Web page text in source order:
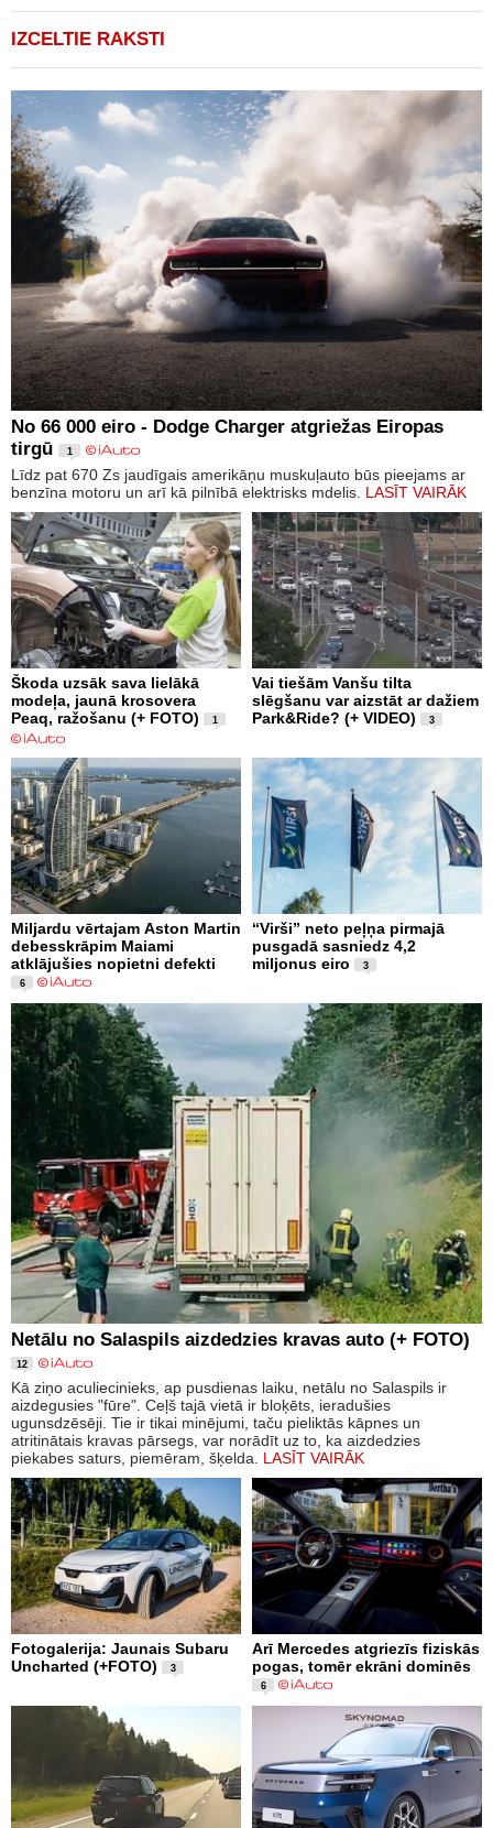
IZCELTIE RAKSTI
No 66 000 eiro - Dodge Charger atgriežas Eiropas
tirgū
1
Līdz pat 670 Zs jaudīgais amerikāņu muskuļauto būs pieejams ar
benzīna motoru un arī kā pilnībā elektrisks mdelis. LASĪT VAIRĀK
Škoda uzsāk sava lielākā
modeļa, jaunā krosovera
Peaq, ražošanu (+ FOTO)
1
Vai tiešām Vanšu tilta
slēgšanu var aizstāt ar dažiem
Park&Ride? (+ VIDEO)
3
Miljardu vērtajam Aston Martin
debesskrāpim Maiami
atklājušies nopietni defekti
6
“Virši” neto peļņa pirmajā
pusgadā sasniedz 4,2
miljonus eiro
3
Netālu no Salaspils aizdedzies kravas auto (+ FOTO)
12
Kā ziņo aculiecinieks, ap pusdienas laiku, netālu no Salaspils ir
aizdegusies "fūre". Ceļš tajā vietā ir bloķēts, ieradušies
ugunsdzēsēji. Tie ir tikai minējumi, taču pieliktās kāpnes un
atritinātais kravas pārsegs, var norādīt uz to, ka aizdedzies
piekabes saturs, piemēram, šķelda. LASĪT VAIRĀK
Fotogalerija: Jaunais Subaru
Uncharted (+FOTO)
3
Arī Mercedes atgriezīs fiziskās
pogas, tomēr ekrāni dominēs
6